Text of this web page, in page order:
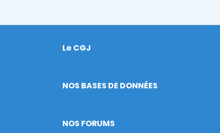
Footer
Le CGJ
NOS BASES DE DONNÉES
NOS FORUMS